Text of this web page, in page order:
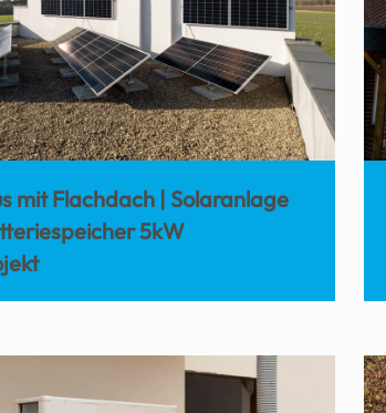
mit Flachdach | Solaranlage
5kW